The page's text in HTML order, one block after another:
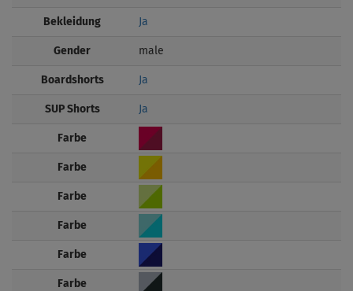
Bekleidung Ja
Gender male
Boardshorts Ja
SUP Shorts Ja
Farbe
Farbe
Farbe
Farbe
Farbe
Farbe